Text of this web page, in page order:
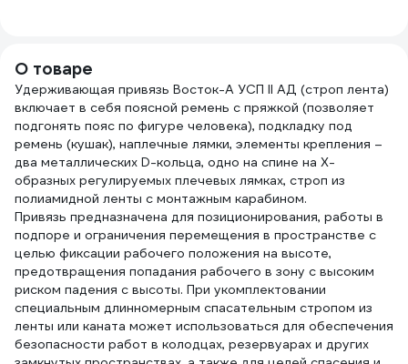
О товаре
Удерживающая привязь Восток-А УСП II АД (строп лента)
включает в себя поясной ремень с пряжкой (позволяет
подгонять пояс по фигуре человека), подкладку под
ремень (кушак), наплечные лямки, элементы крепления –
два металлических D-кольца, одно на спине на Х-
образных регулируемых плечевых лямках, строп из
полиамидной ленты с монтажным карабином.
Привязь предназначена для позиционирования, работы в
подпоре и ограничения перемещения в пространстве с
целью фиксации рабочего положения на высоте,
предотвращения попадания рабочего в зону с высоким
риском падения с высоты. При укомплектовании
специальным длинномерным спасательным стропом из
ленты или каната может использоваться для обеспечения
безопасности работ в колодцах, резервуарах и других